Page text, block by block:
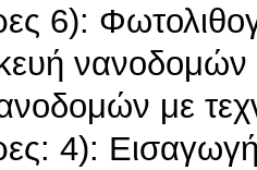
6):
νανοδομών
με
4):